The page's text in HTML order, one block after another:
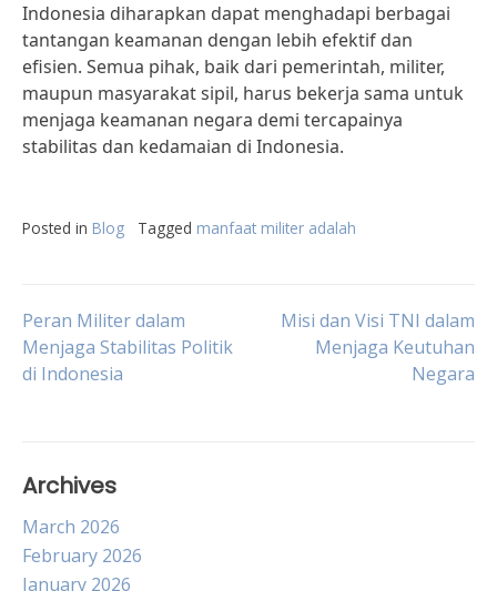
Indonesia diharapkan dapat menghadapi berbagai
tantangan keamanan dengan lebih efektif dan
efisien. Semua pihak, baik dari pemerintah, militer,
maupun masyarakat sipil, harus bekerja sama untuk
menjaga keamanan negara demi tercapainya
stabilitas dan kedamaian di Indonesia.
Posted in Blog Tagged manfaat militer adalah
Post
navigation
Peran Militer dalam
Menjaga Stabilitas Politik
di Indonesia
Misi dan Visi TNI dalam
Menjaga Keutuhan
Negara
Archives
March 2026
February 2026
January 2026